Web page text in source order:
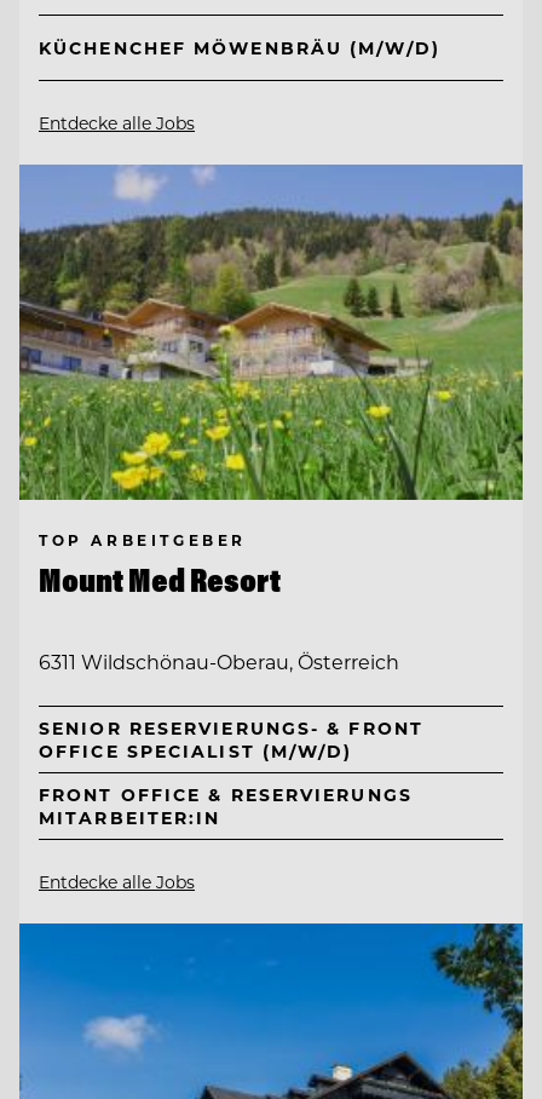
KÜCHENCHEF MÖWENBRÄU (M/W/D)
Entdecke alle Jobs
TOP ARBEITGEBER
Mount Med Resort
6311 Wildschönau-Oberau, Österreich
SENIOR RESERVIERUNGS- & FRONT
OFFICE SPECIALIST (M/W/D)
FRONT OFFICE & RESERVIERUNGS
MITARBEITER:IN
Entdecke alle Jobs